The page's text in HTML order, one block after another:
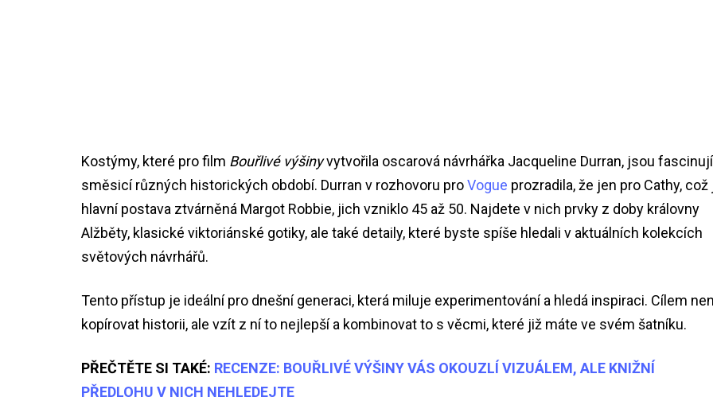
Kostýmy, které pro film Bouřlivé výšinyvytvořila oscarová návrhářka Jacqueline Durran, jsou
směsicí různých historických období. Durran v rozhovoru proVogue prozradila, že jen pro Cathy, což
hlavní postava ztvárněná Margot Robbie, jich vzniklo 45 až 50. Najdete v nich prvky z doby královny
Alžběty, klasické viktoriánské gotiky, ale také detaily, které byste spíše hledali v aktuálních kolekcích
světových návrhářů.
Tento přístup je ideální pro dnešní generaci, která miluje experimentování a hledá inspiraci. Cílem
kopírovat historii, ale vzít z ní to nejlepší a kombinovat to s věcmi, které již máte ve svém šatníku.
PŘEČTĚTE SI TAKÉ: RECENZE: BOUŘLIVÉ VÝŠINY VÁS OKOUZLÍ VIZUÁLEM, ALE KNIŽNÍ
PŘEDLOHU V NICH NEHLEDEJTE